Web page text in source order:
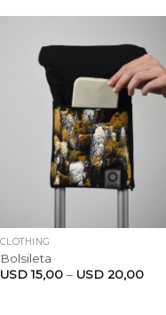
CLOTHING
Bolsileta
USD15,00– USD 20,00